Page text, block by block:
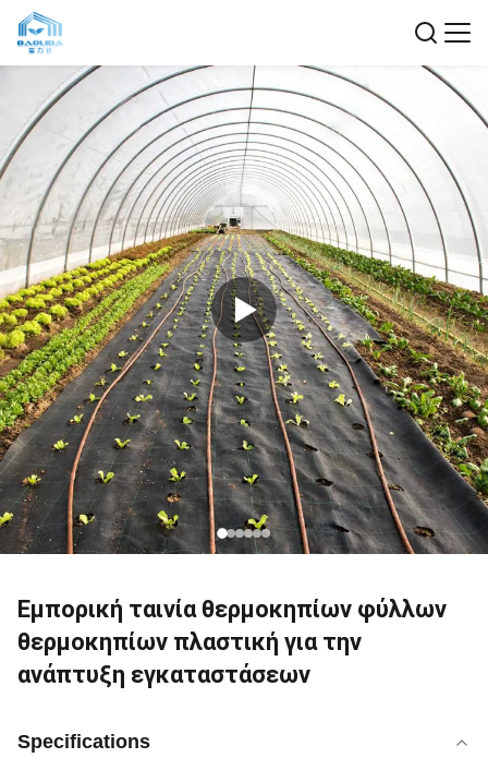
Εμπορική ταινία θερμοκηπίων φύλλων
θερμοκηπίων πλαστική για την
ανάπτυξη εγκαταστάσεων
Specifications